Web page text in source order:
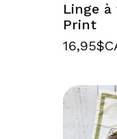
Linge
Print